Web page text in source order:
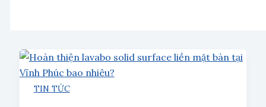
TIN TỨC